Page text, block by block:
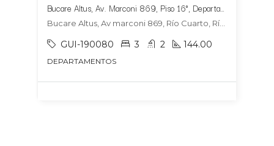
Bucare Altus, Av. Marconi 869, Piso 16°, Departamento 1604, Tipologia 6
Bucare Altus, Av marconi 869, Río Cuarto, Río Cuarto
GUI-190080 3 2 144.00
DEPARTAMENTOS